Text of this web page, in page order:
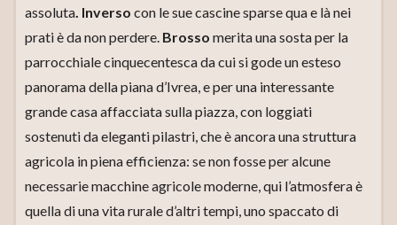
assoluta . Inverso con le sue cascine sparse qua e là nei
prati è da non perdere. Brosso merita una sosta per la
parrocchiale cinquecentesca da cui si gode un esteso
panorama della piana d’Ivrea, e per una interessante
grande casa affacciata sulla piazza, con loggiati
sostenuti da eleganti pilastri, che è ancora una struttura
agricola in piena efficienza: se non fosse per alcune
necessarie macchine agricole moderne, qui l’atmosfera è
quella di una vita rurale d’altri tempi, uno spaccato di